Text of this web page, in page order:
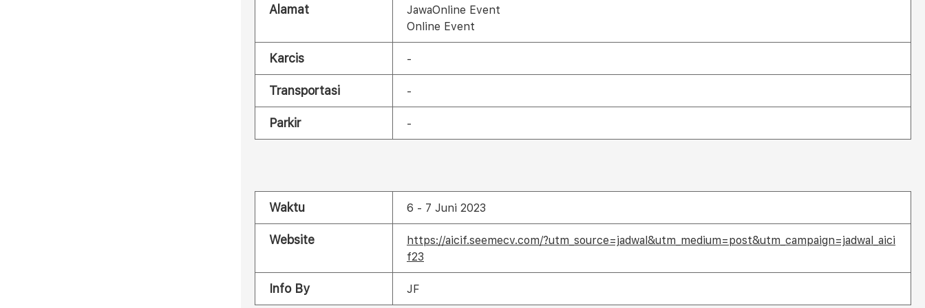
Alamat
JawaOnline Event
Online Event
Karcis -
Transportasi -
Parkir -
Waktu 6 - 7 Juni 2023
Website
https://aicif.seemecv.com/?utm_source=jadwal&utm_medium=post&utm_campaign=jadwal_aici
f23
Info By JF